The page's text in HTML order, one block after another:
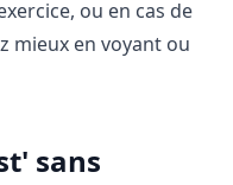
ou en cas de
mieux en voyant ou
sans